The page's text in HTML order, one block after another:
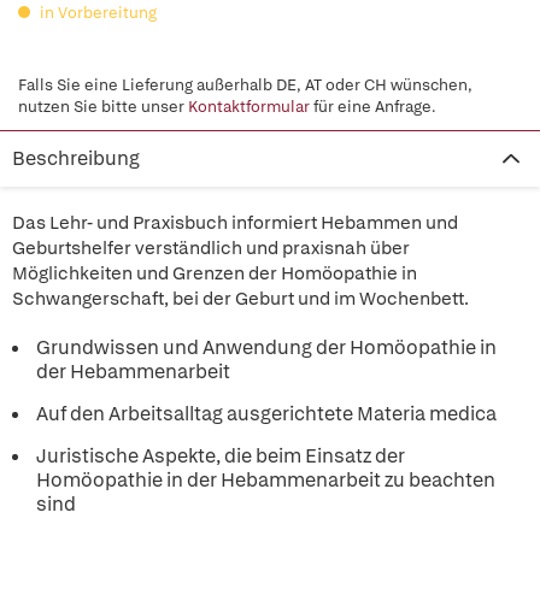
in Vorbereitung
Falls Sie eine Lieferung außerhalb DE, AT oder CH wünschen,
nutzen Sie bitte unser Kontaktformularfür eine Anfrage.
Beschreibung
Das Lehr- und Praxisbuch informiert Hebammen und
Geburtshelfer verständlich und praxisnah über
Möglichkeiten und Grenzen der Homöopathie in
Schwangerschaft, bei der Geburt und im Wochenbett.
Grundwissen und Anwendung der Homöopathie in
der Hebammenarbeit
Auf den Arbeitsalltag ausgerichtete Materia medica
Juristische Aspekte, die beim Einsatz der
Homöopathie in der Hebammenarbeit zu beachten
sind